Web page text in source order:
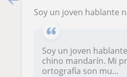
Soy un joven hablante nativo de chino mandarín. Mi
Soy un joven
chino mandarín. Mi
ortografía son mu...